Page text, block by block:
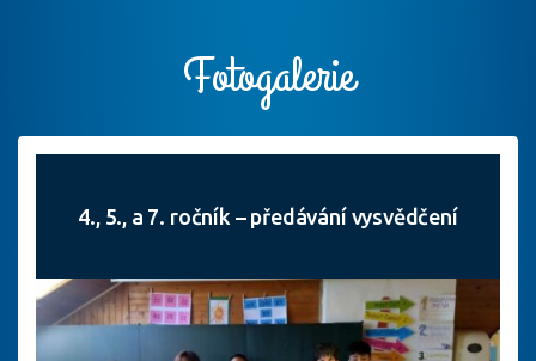
Fotogalerie
4., 5., a 7. ročník – předávání vysvědčení